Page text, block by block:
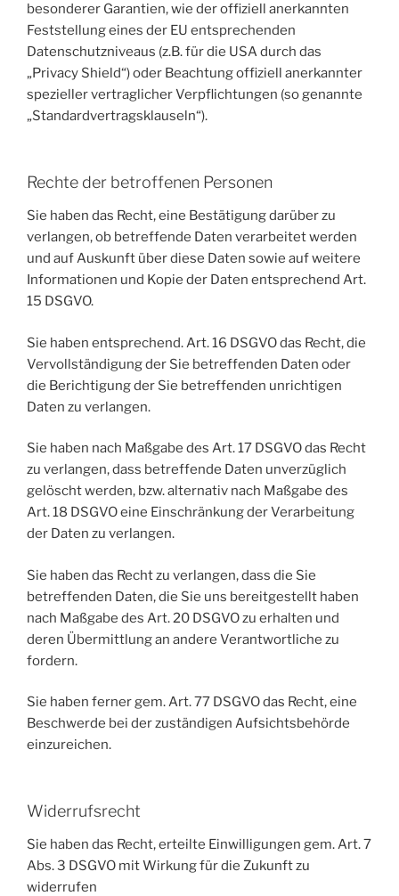
besonderer Garantien, wie der offiziell anerkannten
Feststellung eines der EU entsprechenden
Datenschutzniveaus (z.B. für die USA durch das
„Privacy Shield“) oder Beachtung offiziell anerkannter
spezieller vertraglicher Verpflichtungen (so genannte
„Standardvertragsklauseln“).
Rechte der betroffenen Personen
Sie haben das Recht, eine Bestätigung darüber zu
verlangen, ob betreffende Daten verarbeitet werden
und auf Auskunft über diese Daten sowie auf weitere
Informationen und Kopie der Daten entsprechend Art.
15 DSGVO.
Sie haben entsprechend. Art. 16 DSGVO das Recht, die
Vervollständigung der Sie betreffenden Daten oder
die Berichtigung der Sie betreffenden unrichtigen
Daten zu verlangen.
Sie haben nach Maßgabe des Art. 17 DSGVO das Recht
zu verlangen, dass betreffende Daten unverzüglich
gelöscht werden, bzw. alternativ nach Maßgabe des
Art. 18 DSGVO eine Einschränkung der Verarbeitung
der Daten zu verlangen.
Sie haben das Recht zu verlangen, dass die Sie
betreffenden Daten, die Sie uns bereitgestellt haben
nach Maßgabe des Art. 20 DSGVO zu erhalten und
deren Übermittlung an andere Verantwortliche zu
fordern.
Sie haben ferner gem. Art. 77 DSGVO das Recht, eine
Beschwerde bei der zuständigen Aufsichtsbehörde
einzureichen.
Widerrufsrecht
Sie haben das Recht, erteilte Einwilligungen gem. Art. 7
Abs. 3 DSGVO mit Wirkung für die Zukunft zu
widerrufen